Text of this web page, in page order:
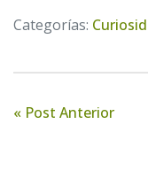
Categorías:
« Post Anterior